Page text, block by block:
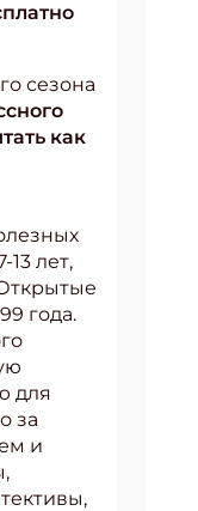
сезона
как
лет,
года.
для
за
и